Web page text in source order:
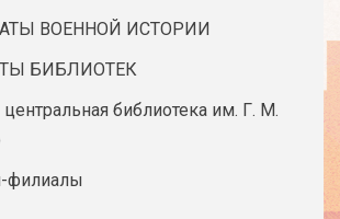
ВОЕННОЙ ИСТОРИИ
БИБЛИОТЕК
библиотека им. Г. М.
филиалы